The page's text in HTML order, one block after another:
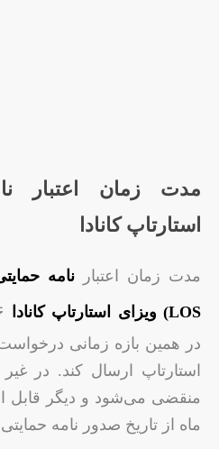
مدت زمان اعتبار
استارتاپ کانادا
مدت زمان اعتبار
LOS) ویزای استارتاپ کانادا
در همین بازه زمانی
استارتاپ ارسال کند. در
ماه از تاریخ صدور نامه